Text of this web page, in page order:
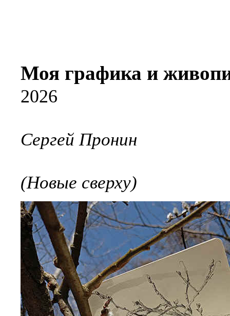
Моя графика и
2026
Сергей Пронин
(Новые сверху)